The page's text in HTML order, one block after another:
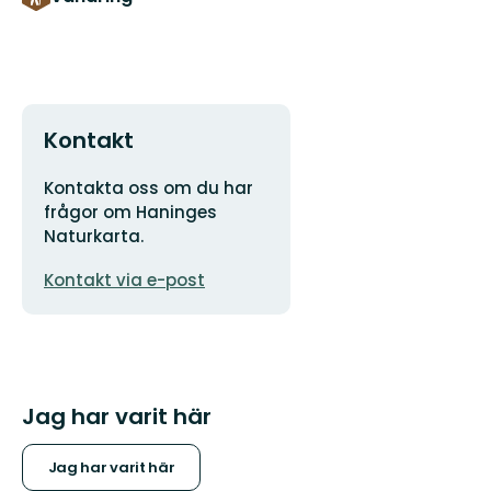
Kontakt
Adress
Kontakta oss om du har
frågor om Haninges
Naturkarta.
postadress
Kontakt via e-post
Jag har varit här
Jag har varit här